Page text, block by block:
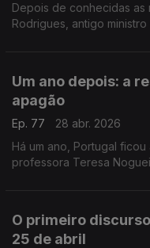
Depois de conhecidas as
Rodrigues, antigo
Um ano depois: a
apagão
Ep. 77
28 abr. 2026
Há um ano, Portugal
professora Teresa
O primeiro
25 de abril